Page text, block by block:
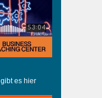
gibt es hier